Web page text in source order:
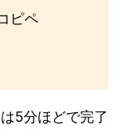
ピペ
5分ほどで完了